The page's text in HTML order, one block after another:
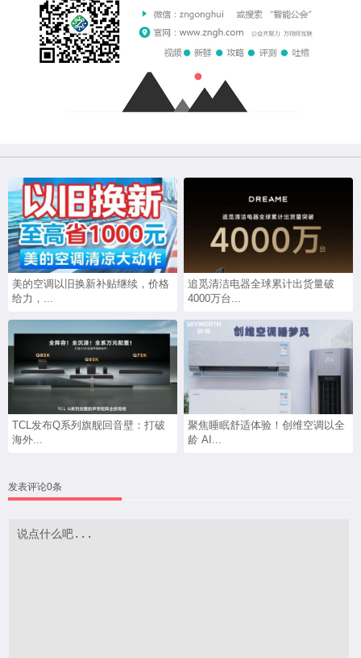
美的空调以旧换新补贴继续，价格
给力，...
追觅清洁电器全球累计出货量破
4000万台...
TCL发布Q系列旗舰回音壁：打破
海外...
聚焦睡眠舒适体验！创维空调以全
龄 AI...
发表评论0条